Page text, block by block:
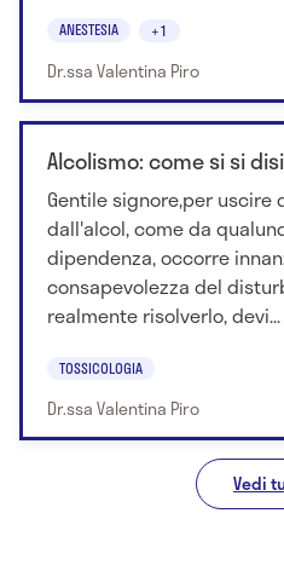
ANESTESIA +1
Dr.ssa Valentina Piro
Alcolismo: come si si
Gentile signore,per uscire
dall'alcol, come da
dipendenza, occorre
consapevolezza del
realmente risolverlo, devi...
TOSSICOLOGIA
Dr.ssa Valentina Piro
Vedi